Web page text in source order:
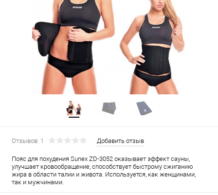
Отзывов: 1 Добавить отзыв
Пояс для похудения Sunex ZD-3052 оказывает эффект сауны,
улучшает кровообращение, способствует быстрому сжиганию
жира в области талии и живота. Используется, как женщинами,
так и мужчинами.